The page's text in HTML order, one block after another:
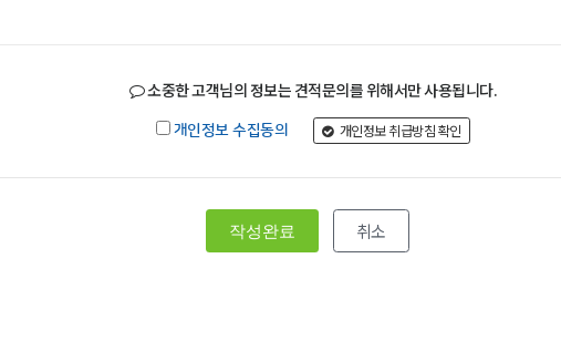
소중한 고객님의 정보는 견적문의를 위해서만 사용됩니다.
개인정보 수집동의 개인정보 취급방침 확인
취소